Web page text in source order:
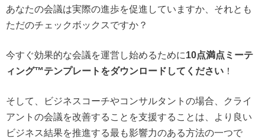
あなたの会議は実際の進歩を促進していますか、それとも
ただのチェックボックスですか？
今すぐ効果的な会議を運営し始めるために10点満点ミーテ
ィング™テンプレートをダウンロードしてください ！
そして、ビジネスコーチやコンサルタントの場合、クライ
アントの会議を改善することを支援することは、より良い
ビジネス結果を推進する最も影響力のある方法の一つで